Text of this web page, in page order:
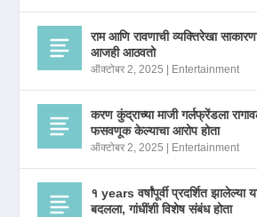
राम आणि रावणाची व्यक्तिरेखा
आजही आठवतो
ऑक्टोबर 2, 2025 | Entertainment
करण कुंद्राच्या माजी गर्लफ्रेंडला
फसवणूक केल्याचा आरोप होता
ऑक्टोबर 2, 2025 | Entertainment
१ years वर्षांपूर्वी प्रदर्शित झालेल्या
बदलला, गांधींशी विशेष संबंध होता